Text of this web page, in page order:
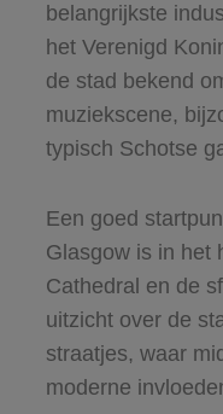
belangrijkste
het Verenigd
de stad bekend
muziekscene,
typisch Schotse
Een goed
Glasgow is in het
Cathedral en de
uitzicht over de
straatjes, waar
moderne